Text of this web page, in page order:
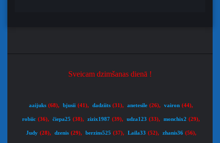
Sveicam dzimšanas dienā !
aaijuks (68), bjusii (41), dadziits (31), anetesile (26), vairon (44),
robiic (36), čiepa25 (38), zizix1987 (39), udza123 (33), monchix2 (29),
Judy (28), dzenis (29), berzins525 (37), Laila33 (52), zhanis36 (56),